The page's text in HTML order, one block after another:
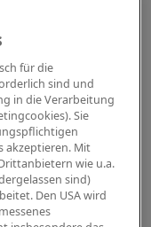
für die
sind und
in die Verarbeitung
Sie
akzeptieren. Mit
wie u.a.
sind)
Den USA wird